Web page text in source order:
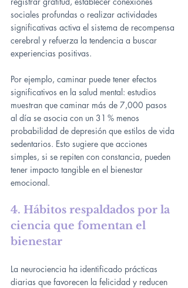
sociales profundas o realizar actividades
significativas activa el sistema de recompensa
cerebral y refuerza la tendencia a buscar
experiencias positivas.
Por ejemplo, caminar puede tener efectos
significativos en la salud mental: estudios
muestran que caminar más de 7,000 pasos
al día se asocia con un 31 % menos
probabilidad de depresión que estilos de vida
sedentarios. Esto sugiere que acciones
simples, si se repiten con constancia, pueden
tener impacto tangible en el bienestar
emocional.
4. Hábitos respaldados por la
ciencia que fomentan el
bienestar
La neurociencia ha identificado prácticas
diarias que favorecen la felicidad y reducen